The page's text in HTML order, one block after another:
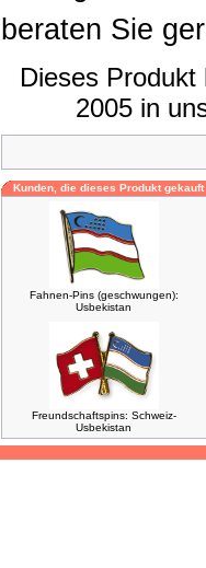
beraten Sie
Dieses
2005 in
Kunden, die dieses Produkt
Fahnen-Pins (geschwungen):
Usbekistan
Freundschaftspins: Schweiz-
Usbekistan